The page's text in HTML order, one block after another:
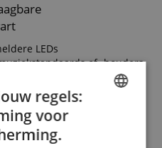
LEDs
of -houders
variabele instelling van de
of stopcontact mogelijk
32,90 €
incl. BTW +
(NL)
regels:
voor